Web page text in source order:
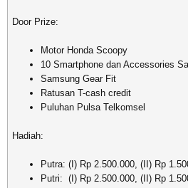
Door Prize:
Motor Honda Scoopy
10 Smartphone dan Accessories
Samsung Gear Fit
Ratusan T-cash credit
Puluhan Pulsa Telkomsel
Hadiah:
Putra: (I) Rp 2.500.000, (II) Rp
Putri: (I) Rp 2.500.000, (II) Rp